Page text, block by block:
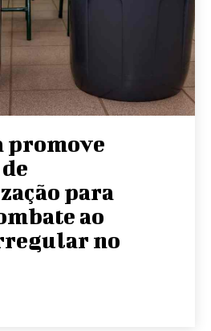
promove
para
ao
no